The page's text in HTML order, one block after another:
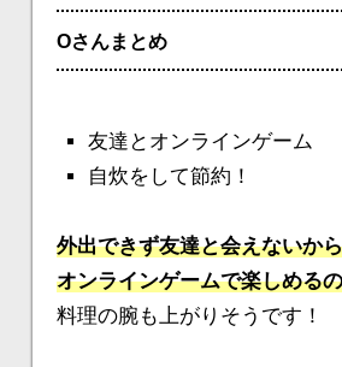
Oさんまとめ
友達とオンラインゲーム
自炊をして節約！
外出できず友達と会えないか
オンラインゲームで楽しめる
料理の腕も上がりそうです！